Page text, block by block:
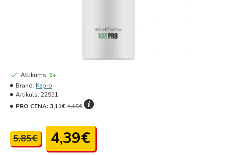
5,85€ 4,39€
Atlikums: 5+
Brand: Kepro
Artikuls: 22951
PRO CENA:3,11€4,15€